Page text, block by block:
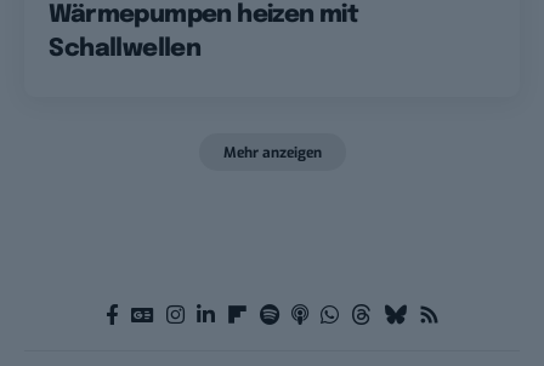
Wärmepumpen heizen mit
Schallwellen
Mehr anzeigen